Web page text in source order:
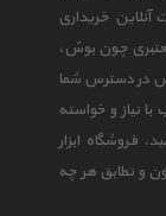
خریداری
چون بوش،
در دسترس شما
نیاز و خواسته
فروشگاه ابزار
و تطابق هر چه